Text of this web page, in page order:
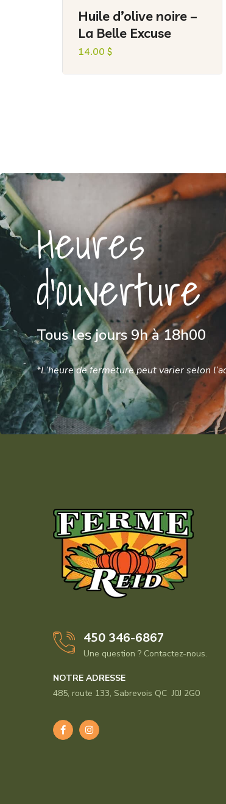
Huile d’olive noire –
La Belle Excuse
14.00 $
Heures
d'ouverture
Tous les jours 9h à 18h00
*L’heure de fermeture peut varier selon
450 346-6867
Une question ? Contactez-nous.
NOTRE ADRESSE
485, route 133, Sabrevois QC J0J 2G0